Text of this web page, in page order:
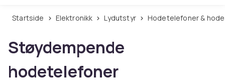
Startside Elektronikk Lydutstyr Hodetelefoner &
Støydempende
hodetelefoner